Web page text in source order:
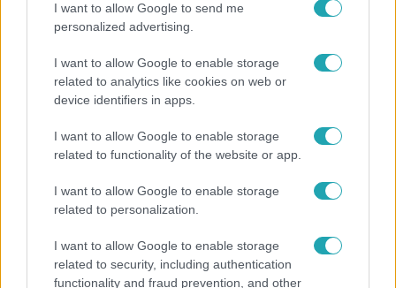
I want to allow Google to send me
personalized advertising.
I want to allow Google to enable storage
related to analytics like cookies on web or
device identifiers in apps.
I want to allow Google to enable storage
related to functionality of the website or app.
I want to allow Google to enable storage
related to personalization.
I want to allow Google to enable storage
related to security, including authentication
functionality and fraud prevention, and other
6:56
rajongók így is felköszöntötték a születésnapján